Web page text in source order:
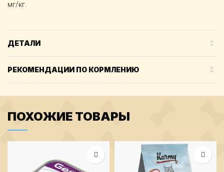
мг/кг.
ДЕТАЛИ
РЕКОМЕНДАЦИИ ПО КОРМЛЕНИЮ
ПОХОЖИЕ ТОВАРЫ